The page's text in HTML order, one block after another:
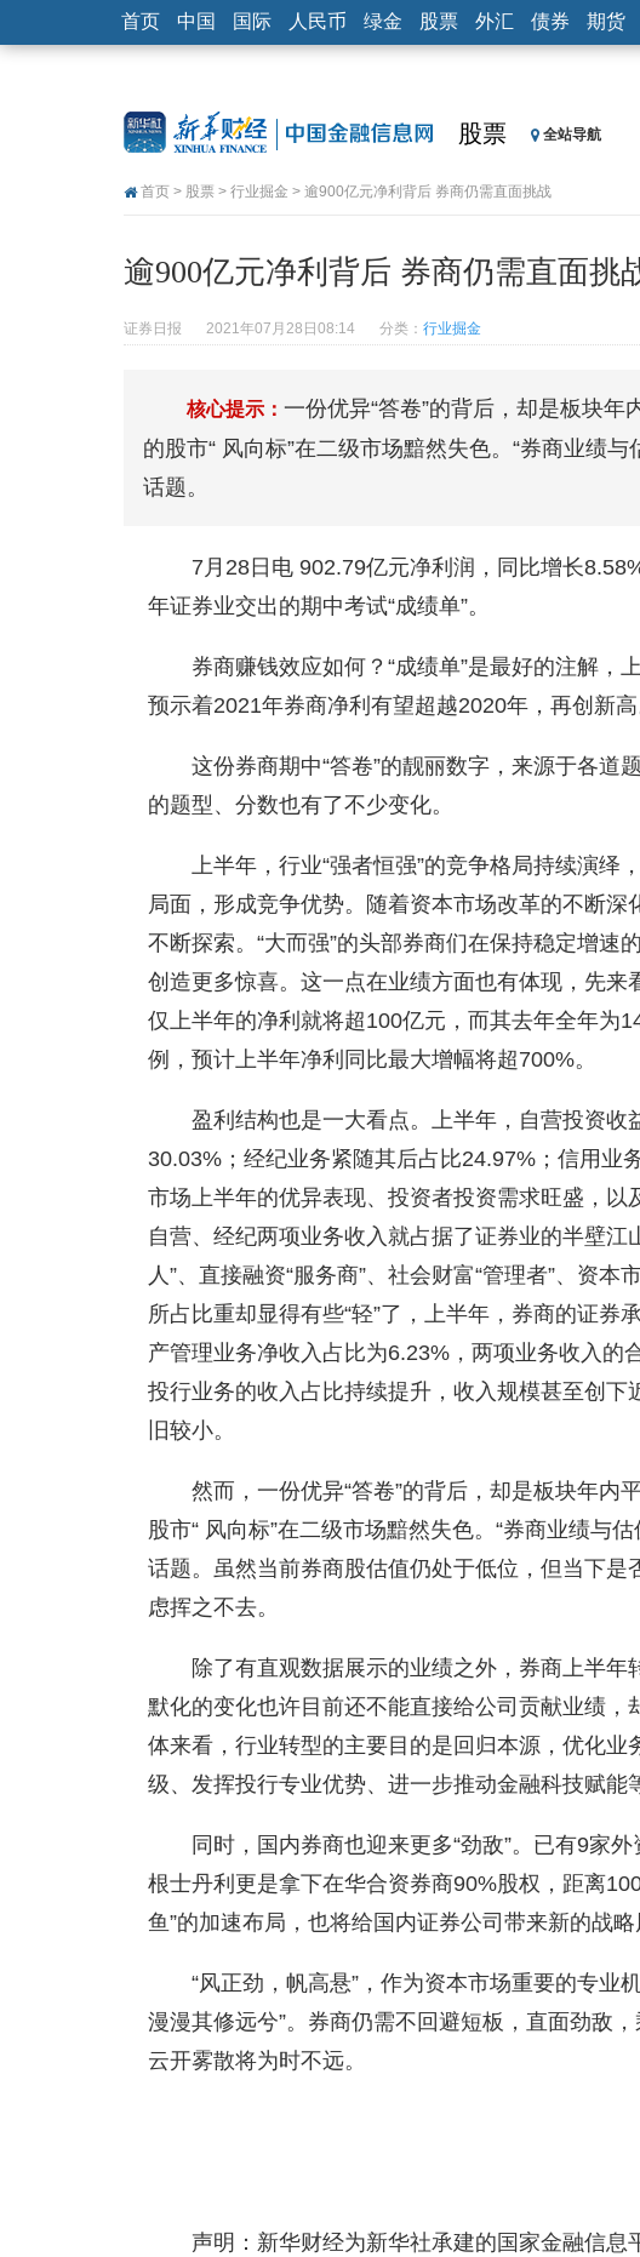
首页 中国 国际 人民币 绿金 股票 外汇 债券 期货
股票 全站导航
首页 > 股票 > 行业掘金 > 逾900亿元净利背后 券商仍需直面挑战
逾900亿元净利背后 券商仍需直面挑
证券日报 2021年07月28日08:14 分类： 行业掘金
核心提示： 一份优异“答卷”的背后，却是板块
的股市“ 风向标”在二级市场黯然失色。“券商业绩
话题。
7月28日电 902.79亿元净利润，同比增长
年证券业交出的期中考试“成绩单”。
券商赚钱效应如何？“成绩单”是最好的注解，
预示着2021年券商净利有望超越2020年，再创新高
这份券商期中“答卷”的靓丽数字，来源于各道
的题型、分数也有了不少变化。
上半年，行业“强者恒强”的竞争格局持续演绎
局面，形成竞争优势。随着资本市场改革的不断
不断探索。“大而强”的头部券商们在保持稳定增速
创造更多惊喜。这一点在业绩方面也有体现，先来
仅上半年的净利就将超100亿元，而其去年全年为
例，预计上半年净利同比最大增幅将超700%。
盈利结构也是一大看点。上半年，自营投资
30.03%；经纪业务紧随其后占比24.97%；信用业
市场上半年的优异表现、投资者投资需求旺盛，以
自营、经纪两项业务收入就占据了证券业的半壁江
人”、直接融资“服务商”、社会财富“管理者”、资本
所占比重却显得有些“轻”了，上半年，券商的证券
产管理业务净收入占比为6.23%，两项业务收入的
投行业务的收入占比持续提升，收入规模甚至创
旧较小。
然而，一份优异“答卷”的背后，却是板块年内
股市“ 风向标”在二级市场黯然失色。“券商业绩与
话题。虽然当前券商股估值仍处于低位，但当下是
虑挥之不去。
除了有直观数据展示的业绩之外，券商上半
默化的变化也许目前还不能直接给公司贡献业绩
体来看，行业转型的主要目的是回归本源，优化
级、发挥投行专业优势、进一步推动金融科技赋能
同时，国内券商也迎来更多“劲敌”。已有9家
根士丹利更是拿下在华合资券商90%股权，距离
鱼”的加速布局，也将给国内证券公司带来新的战略
“风正劲，帆高悬”，作为资本市场重要的专业
漫漫其修远兮”。券商仍需不回避短板，直面劲敌
云开雾散将为时不远。
声明：新华财经为新华社承建的国家金融信